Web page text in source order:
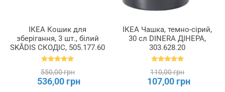
ІКЕА Кошик для
зберігання, 3 шт., білий
SKÅDIS СКОДІС, 505.177.60
550,00 грн
536,00 грн
ІКЕА Чашка, темно-сірий,
30 сл DINERA ДІНЕРА,
303.628.20
110,00 грн
107,00 грн